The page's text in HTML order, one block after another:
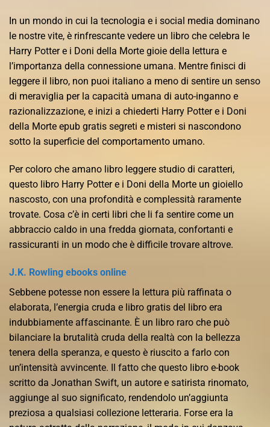
In un mondo in cui la tecnologia e i social media dominano
le nostre vite, è rinfrescante vedere un libro che celebra le
Harry Potter e i Doni della Morte gioie della lettura e
l’importanza della connessione umana. Mentre finisci di
leggere il libro, non puoi italiano a meno di sentire un senso
di meraviglia per la capacità umana di auto-inganno e
razionalizzazione, e inizi a chiederti Harry Potter e i Doni
della Morte epub gratis segreti e misteri si nascondono
sotto la superficie del comportamento umano.
Per coloro che amano libro leggere studio di caratteri,
questo libro Harry Potter e i Doni della Morte un gioiello
nascosto, con una profondità e complessità raramente
trovate. Cosa c’è in certi libri che li fa sentire come un
abbraccio caldo in una fredda giornata, confortanti e
rassicuranti in un modo che è difficile trovare altrove.
J.K. Rowling ebooks online
Sebbene potesse non essere la lettura più raffinata o
elaborata, l’energia cruda e libro gratis del libro era
indubbiamente affascinante. È un libro raro che può
bilanciare la brutalità cruda della realtà con la bellezza
tenera della speranza, e questo è riuscito a farlo con
un’intensità avvincente. Il fatto che questo libro e-book
scritto da Jonathan Swift, un autore e satirista rinomato,
aggiunge al suo significato, rendendolo un’aggiunta
preziosa a qualsiasi collezione letteraria. Forse era la